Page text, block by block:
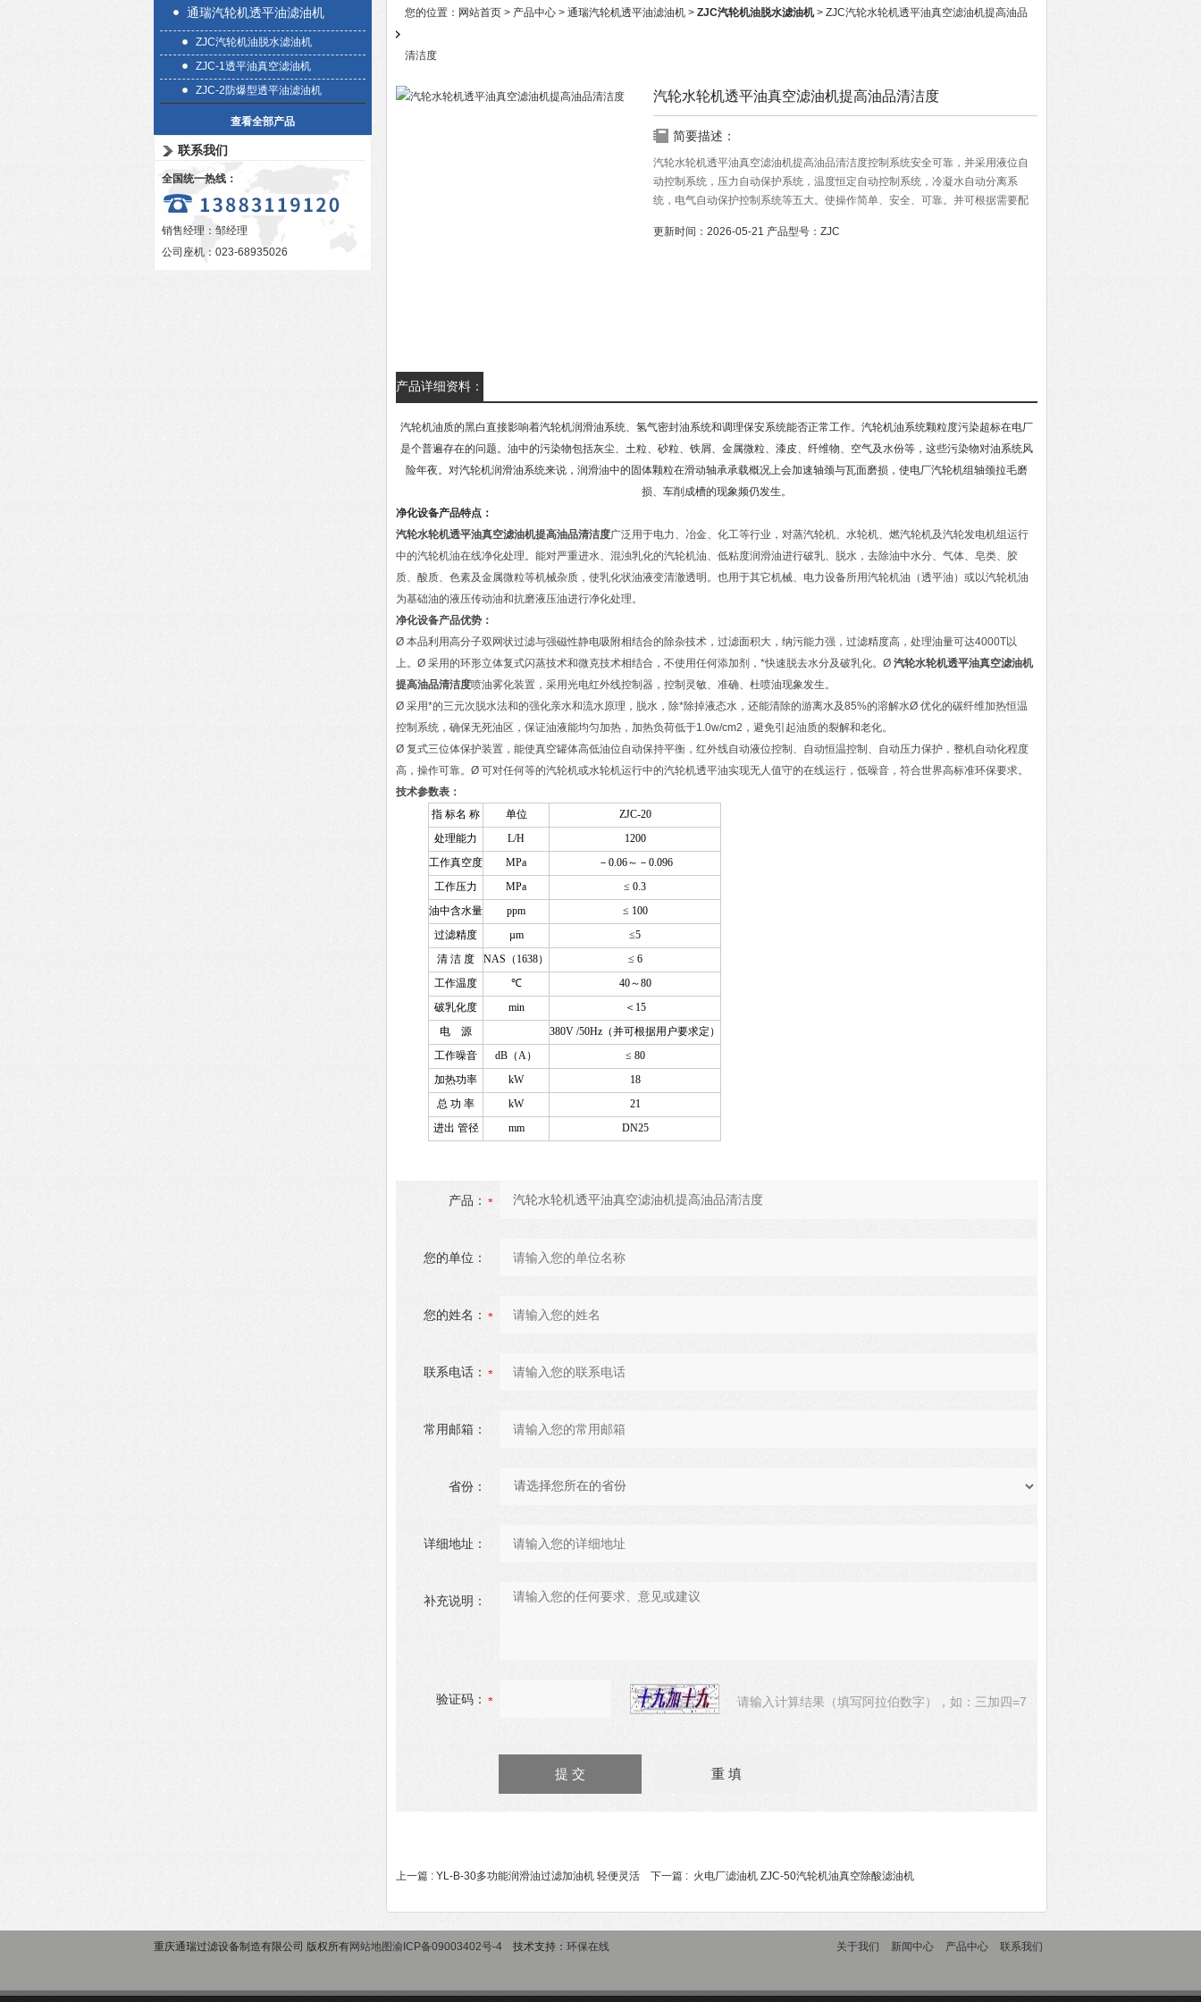
通瑞汽轮机透平油滤油机
ZJC汽轮机油脱水滤油机
ZJC-1透平油真空滤油机
ZJC-2防爆型透平油滤油机
查看全部产品
联系我们
全国统一热线：
销售经理：邹经理
公司座机：023-68935026
您的位置： 网站首页 > 产品中心 > 通瑞汽轮机透平油滤油机 > ZJC汽轮机油脱水滤油机> ZJC汽轮水轮机透平油真空滤油机提高油品
清洁度
汽轮水轮机透平油真空滤油机提高油品清洁度
简要描述：
汽轮水轮机透平油真空滤油机提高油品清洁度控制系统安全可靠，并采用液位自
动控制系统，压力自动保护系统，温度恒定自动控制系统，冷凝水自动分离系
统，电气自动保护控制系统等五大。使操作简单、安全、可靠。并可根据需要配
更新时间： 2026-05-21 产品型号： ZJC
产品详细资料：
汽轮机油质的黑白直接影响着汽轮机润滑油系统、氢气密封油系统和调理保安系统能否正常工作。汽轮机油系统颗粒度污染超标在电厂
是个普遍存在的问题。油中的污染物包括灰尘、土粒、砂粒、铁屑、金属微粒、漆皮、纤维物、空气及水份等，这些污染物对油系统风
险年夜。对汽轮机润滑油系统来说，润滑油中的固体颗粒在滑动轴承承载概况上会加速轴颈与瓦面磨损，使电厂汽轮机组轴颈拉毛磨
损、车削成槽的现象频仍发生。
净化设备产品特点：
汽轮水轮机透平油真空滤油机提高油品清洁度广泛用于电力、冶金、化工等行业，对蒸汽轮机、水轮机、燃汽轮机及汽轮发电机组运行
中的汽轮机油在线净化处理。能对严重进水、混浊乳化的汽轮机油、低粘度润滑油进行破乳、脱水，去除油中水分、气体、皂类、胶
质、酸质、色素及金属微粒等机械杂质，使乳化状油液变清澈透明。也用于其它机械、电力设备所用汽轮机油（透平油）或以汽轮机油
为基础油的液压传动油和抗磨液压油进行净化处理。
净化设备产品优势：
Ø 本品利用高分子双网状过滤与强磁性静电吸附相结合的除杂技术，过滤面积大，纳污能力强，过滤精度高，处理油量可达4000T以
上。Ø 采用的环形立体复式闪蒸技术和微克技术相结合，不使用任何添加剂，*快速脱去水分及破乳化。Ø 汽轮水轮机透平油真空滤油机
提高油品清洁度喷油雾化装置，采用光电红外线控制器，控制灵敏、准确、杜喷油现象发生。
Ø 采用*的三元次脱水法和的强化亲水和流水原理，脱水，除*除掉液态水，还能清除的游离水及85%的溶解水Ø 优化的碳纤维加热恒温
控制系统，确保无死油区，保证油液能均匀加热，加热负荷低于1.0w/cm2，避免引起油质的裂解和老化。
Ø 复式三位体保护装置，能使真空罐体高低油位自动保持平衡，红外线自动液位控制、自动恒温控制、自动压力保护，整机自动化程度
高，操作可靠。Ø 可对任何等的汽轮机或水轮机运行中的汽轮机透平油实现无人值守的在线运行，低噪音，符合世界高标准环保要求。
技术参数表：
指 标名 称
单位
ZJC-20
处理能力
L/H
1200
工作真空度
MPa
－0.06～－0.096
工作压力
MPa
≤ 0.3
油中含水量
ppm
≤ 100
过滤精度
µm
≤5
清 洁 度
NAS（1638）
≤ 6
工作温度
℃
40～80
破乳化度
min
＜15
电 源
380V /50Hz（并可根据用户要求定）
工作噪音
dB（A）
≤ 80
加热功率
kW
18
总 功 率
kW
21
进出 管径
mm DN25
产品：
您的单位：
您的姓名：
联系电话：
常用邮箱：
省份：
详细地址：
补充说明：
验证码： 请输入计算结果（填写阿拉伯数字），如：三加四=7
上一篇 : YL-B-30多功能润滑油过滤加油机 轻便灵活 下一篇 : 火电厂滤油机 ZJC-50汽轮机油真空除酸滤油机
重庆通瑞过滤设备制造有限公司 版权所有网站地图渝ICP备09003402号-4 技术支持： 环保在线 关于我们 新闻中心 产品中心 联系我们